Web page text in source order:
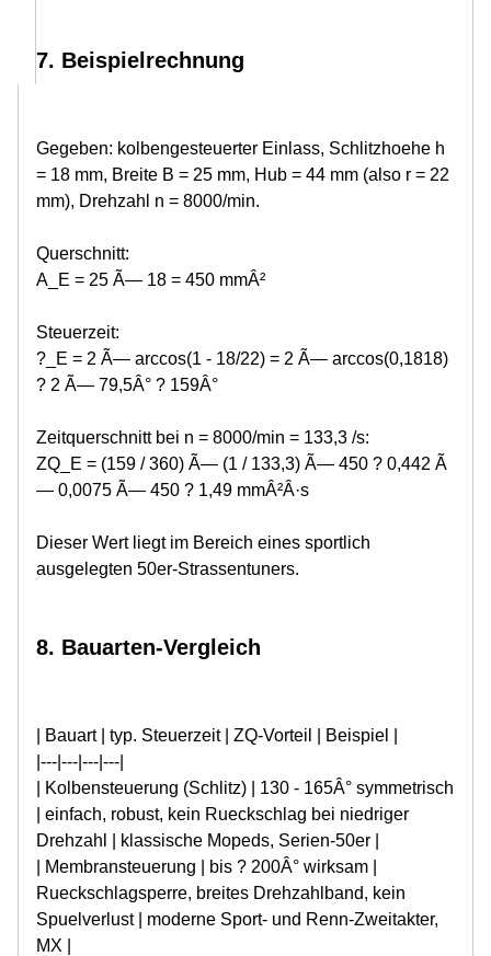
7. Beispielrechnung
Gegeben: kolbengesteuerter Einlass, Schlitzhoehe h
= 18 mm, Breite B = 25 mm, Hub = 44 mm (also r = 22
mm), Drehzahl n = 8000/min.
Querschnitt:
A_E = 25 Ã— 18 = 450 mmÂ²
Steuerzeit:
?_E = 2 Ã— arccos(1 - 18/22) = 2 Ã— arccos(0,1818)
? 2 Ã— 79,5Â° ? 159Â°
Zeitquerschnitt bei n = 8000/min = 133,3 /s:
ZQ_E = (159 / 360) Ã— (1 / 133,3) Ã— 450 ? 0,442 Ã
— 0,0075 Ã— 450 ? 1,49 mmÂ²Â·s
Dieser Wert liegt im Bereich eines sportlich
ausgelegten 50er-Strassentuners.
8. Bauarten-Vergleich
| Bauart | typ. Steuerzeit | ZQ-Vorteil | Beispiel |
|---|---|---|---|
| Kolbensteuerung (Schlitz) | 130 - 165Â° symmetrisch
| einfach, robust, kein Rueckschlag bei niedriger
Drehzahl | klassische Mopeds, Serien-50er |
| Membransteuerung | bis ? 200Â° wirksam |
Rueckschlagsperre, breites Drehzahlband, kein
Spuelverlust | moderne Sport- und Renn-Zweitakter,
MX |